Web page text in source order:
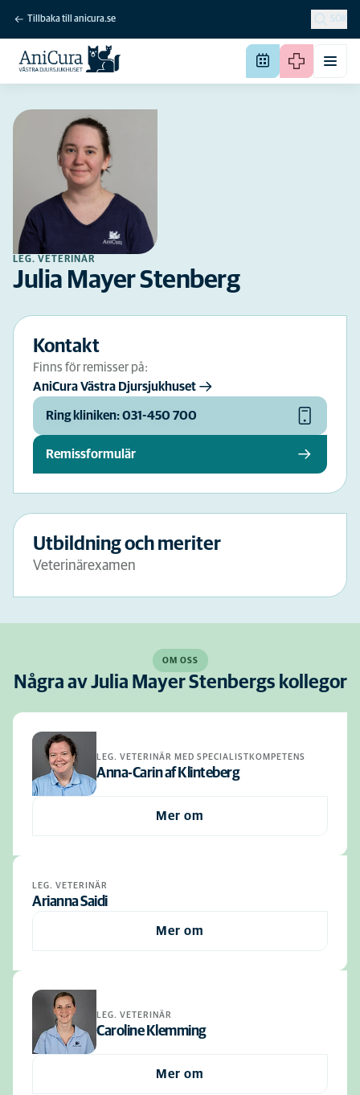
Tillbaka till anicura.se SÖK
LEG. VETERINÄR
Julia Mayer Stenberg
Kontakt
Finns för remisser på:
AniCura Västra Djursjukhuset
Ring kliniken: 031-450 700
Remissformulär
Utbildning och meriter
Veterinärexamen
OM OSS
Några av Julia Mayer Stenbergs kollegor
LEG. VETERINÄR MED SPECIALISTKOMPETENS
Anna-Carin af Klinteberg
Mer om
LEG. VETERINÄR
Arianna Saidi
Mer om
LEG. VETERINÄR
Caroline Klemming
Mer om